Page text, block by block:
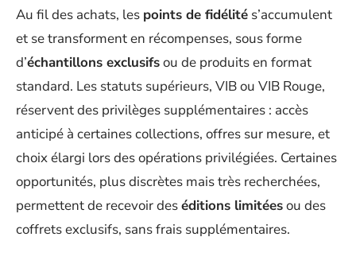
Au fil des achats, les points de fidélité s’accumulent
et se transforment en récompenses, sous forme
d’échantillons exclusifsou de produits en format
standard. Les statuts supérieurs, VIB ou VIB Rouge,
réservent des privilèges supplémentaires : accès
anticipé à certaines collections, offres sur mesure, et
choix élargi lors des opérations privilégiées. Certaines
opportunités, plus discrètes mais très recherchées,
permettent de recevoir deséditions limitéesou des
coffrets exclusifs, sans frais supplémentaires.